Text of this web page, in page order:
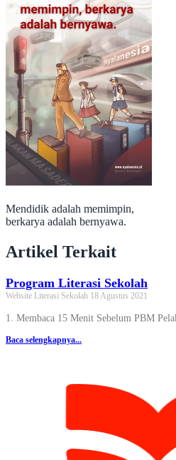
Mendidik adalah memimpin,
berkarya adalah bernyawa.
Artikel Terkait
Program Literasi Sekolah
Website Literasi Sekolah 18 Agustus 2021
1. Membaca 15 Menit Sebelum PBM
Baca selengkapnya...